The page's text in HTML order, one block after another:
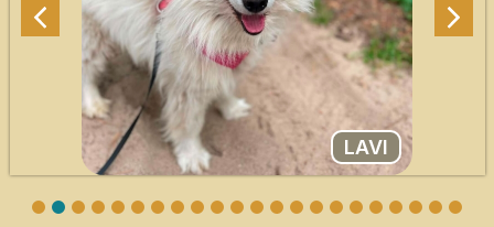
LAVI
4 5 6 7 8 9 1011 1213141516171819202122